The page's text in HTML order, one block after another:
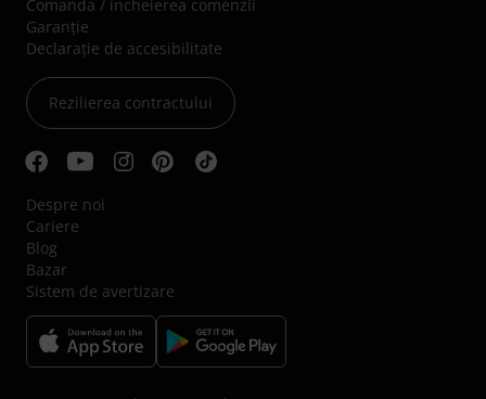
Comanda / incheierea comenzii
Garanție
Declarație de accesibilitate
Rezilierea contractului
Despre noi
Cariere
Blog
Bazar
Sistem de avertizare